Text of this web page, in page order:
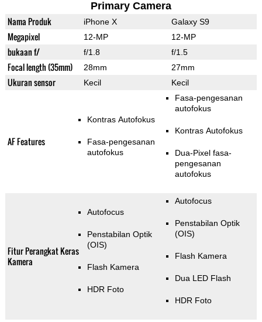
Primary Camera
Nama Produk iPhone X Galaxy S9
Megapixel 12-MP 12-MP
bukaan f/ f/1.8 f/1.5
Focal length (35mm) 28mm 27mm
Ukuran sensor Kecil Kecil
AF Features
Kontras Autofokus
Fasa-pengesanan
autofokus
Fasa-pengesanan
autofokus
Kontras Autofokus
Dua-Pixel fasa-
pengesanan
autofokus
Fitur Perangkat Keras
Kamera
Autofocus
Penstabilan Optik
(OIS)
Flash Kamera
HDR Foto
Autofocus
Penstabilan Optik
(OIS)
Flash Kamera
Dua LED Flash
HDR Foto